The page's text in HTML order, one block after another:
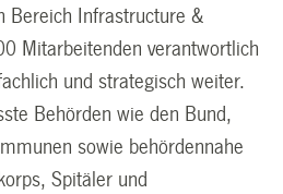
Bereich Infrastructure &
Mitarbeitenden verantwortlich
und strategisch weiter.
Behörden wie den Bund,
sowie behördennahe
Spitäler und